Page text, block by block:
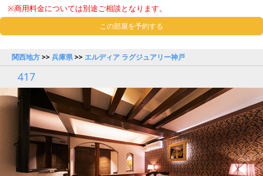
※商用料金については別途ご相談となります。
この部屋を予約する
関西地方>>兵庫県>> エルディア ラグジュアリー神戸
417